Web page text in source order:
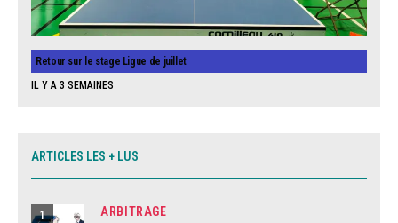
Retour sur le stage Ligue de juillet
IL Y A 3 SEMAINES
ARTICLES LES + LUS
1
ARBITRAGE